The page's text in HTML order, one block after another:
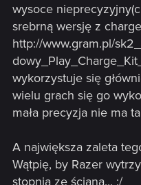
wysoce
srebrną wersję z
http://www.gram.pl/
wykorzystuje się
wielu grach się go
mała precyzja nie ma
A największa zaleta
Wątpię, by Razer
stopnia ze ścianą... :/